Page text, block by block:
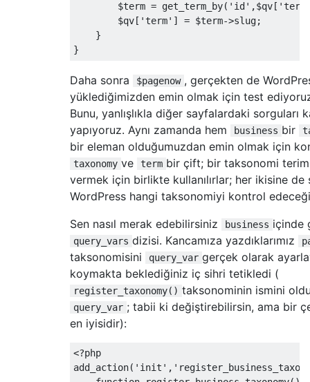
// Loop through the array
            add_post_meta
}
function admin_init() {
// Custom meta boxes for the edit
    add_meta_box
("list-pers-meta",
    add_meta_box
("list-meta", "Location",
function meta_personal()
{
$post
;
    $custom
get_post_custom
if(isset( $custom["list-firstname" ][ 0
if(isset($custom[ "list-lastname" ][
if(isset($custom["list-website"][0]))
if (isset($custom["list-phone" ][0]))
if(isset
if
?>
        $term
= get_term_by( 'id' ,$qv [
        $qv
[ 'term' ] = $term->slug;
}
}
Daha sonra $pagenow , gerçekten de
yüklediğimizden emin olmak için test
Bunu, yanlışlıkla diğer sayfalardaki sorguları
yapıyoruz. Aynı zamanda hem
business bir
bir eleman olduğumuzdan emin olmak için
taxonomy ve term bir çift; bir taksonomi
vermek için birlikte kullanılırlar; her ikisine de
WordPress hangi taksonomiyi kontrol
Sen nasıl merak edebilirsiniz
business içinde
query_vars dizisi. Kancamıza yazdıklarımız
taksonomisini query_var gerçek olarak
koymakta beklediğiniz iç sihri tetikledi (
register_taxonomy() taksonominin ismini
query_var ; tabii ki değiştirebilirsin, ama bir
en iyisidir):
<?php
add_action( 'init' ,